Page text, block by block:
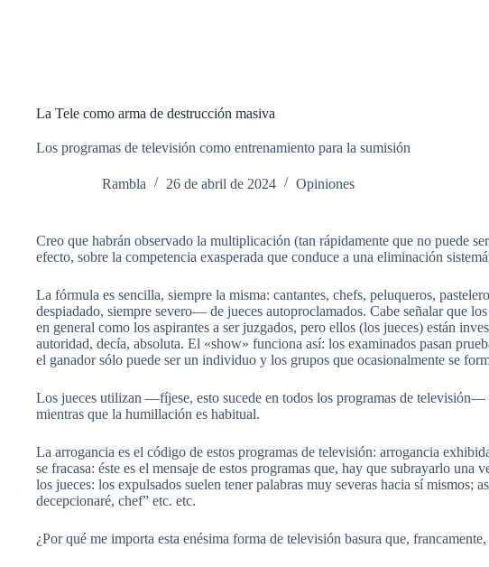
La Tele como arma de destrucción masiva
Los programas de televisión como entrenamiento para la sumisión
Rambla 26 de abril de 2024 Opiniones
Creo que habrán observado la multiplicación (tan rápidamente que no puede
efecto, sobre la competencia exasperada que conduce a una eliminación
La fórmula es sencilla, siempre la misma: cantantes, chefs, peluqueros,
despiadado, siempre severo— de jueces autoproclamados. Cabe señalar que
en general como los aspirantes a ser juzgados, pero ellos (los jueces) están
autoridad, decía, absoluta. El «show» funciona así: los examinados pasan
el ganador sólo puede ser un individuo y los grupos que ocasionalmente se
Los jueces utilizan —fíjese, esto sucede en todos los programas de
mientras que la humillación es habitual.
La arrogancia es el código de estos programas de televisión: arrogancia
se fracasa: éste es el mensaje de estos programas que, hay que subrayarlo
los jueces: los expulsados ​​suelen tener palabras muy severas hacia sí mismos;
decepcionaré, chef” etc. etc.
¿Por qué me importa esta enésima forma de televisión basura que,